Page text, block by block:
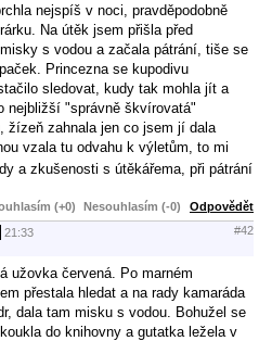
nejspíš v noci, pravděpodobně
Na útěk jsem přišla před
s vodou a začala pátrání, tiše se
Princezna se kupodivu
sledovat, kudy tak mohla jít a
nejbližší "správně škvírovatá"
žízeň zahnala jen co jsem jí dala
vzala tu odvahu k výletům, to mi
a zkušenosti s útěkářema, při pátrání
(+0) Nesouhlasím (-0) Odpovědět
21:33 #42
užovka červená. Po marném
přestala hledat a na rady kamaráda
dala tam misku s vodou. Bohužel se
do knihovny a gutatka ležela v